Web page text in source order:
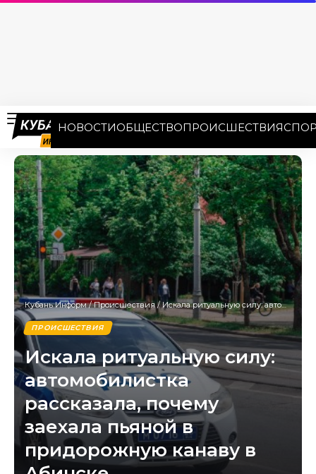
НОВОСТИОБЩЕСТВОПРОИСШЕСТВИЯ
Кубань Информ/Происшествия/Искала ритуальную силу: автомобилистка рассказала, почему заехала пьяной в придорожную канаву в Абинске
ПРОИСШЕСТВИЯ
Искала ритуальную силу:
автомобилистка
рассказала, почему
заехала пьяной в
придорожную канаву в